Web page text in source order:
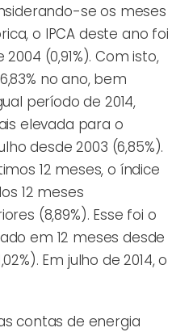
se os meses
o IPCA deste ano foi
(0,91%). Com isto,
no ano, bem
período de 2014,
elevada para o
desde 2003 (6,85%).
12 meses, o índice
12 meses
(8,89%). Esse foi o
em 12 meses desde
Em julho de 2014, o
contas de energia